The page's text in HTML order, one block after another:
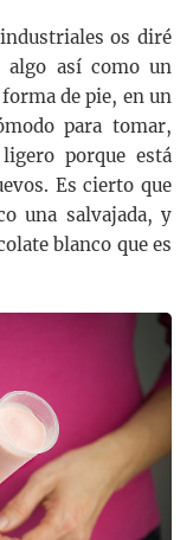
os diré
algo así como un
de pie, en un
para tomar,
porque está
Es cierto que
una salvajada, y
blanco que es